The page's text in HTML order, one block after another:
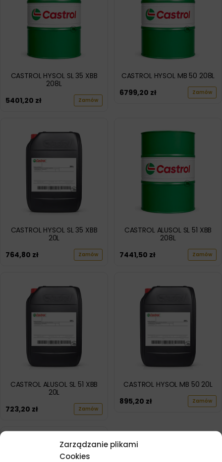
Zarządzanie plikami
Cookies
CASTROL HYSOL SL 35 XBB
208L
5401,20 zł Zamów
CASTROL HYSOL MB 50 208L
6799,20 zł Zamów
CASTROL HYSOL SL 35 XBB
20L
764,80 zł Zamów
CASTROL ALUSOL SL 51 XBB
208L
7441,50 zł Zamów
CASTROL ALUSOL SL 51 XBB
20L
723,20 zł Zamów
CASTROL HYSOL MB 50 20L
895,20 zł Zamów